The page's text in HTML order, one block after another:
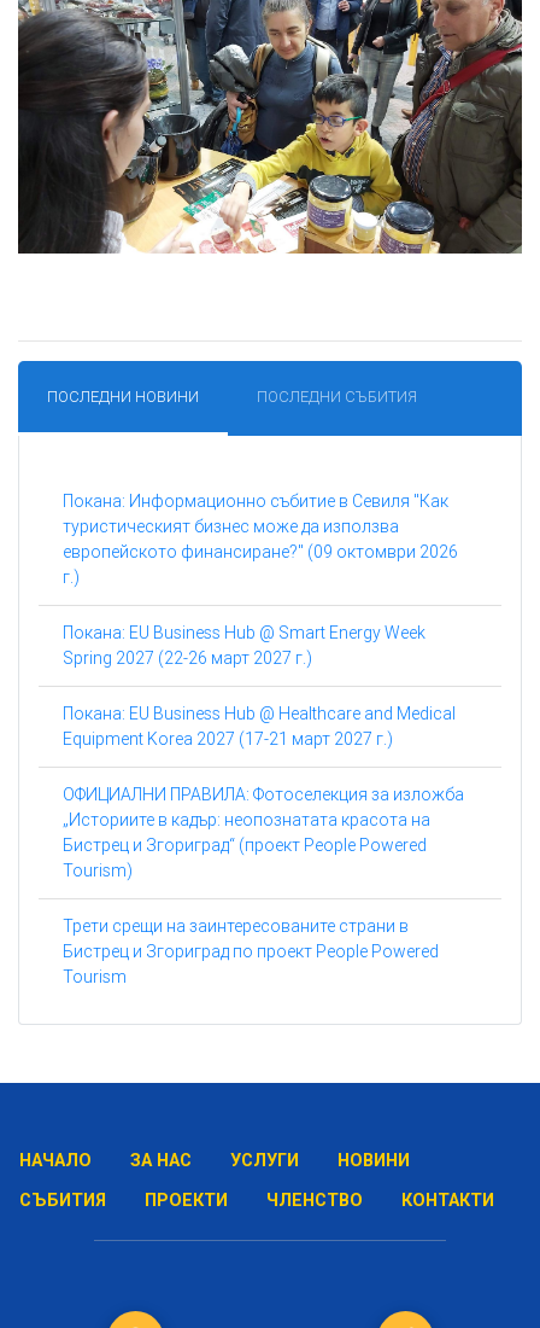
ПОСЛЕДНИ НОВИНИ ПОСЛЕДНИ СЪБИТИЯ
Покана: Информационно събитие в Севиля "Как
туристическият бизнес може да използва
европейското финансиране?" (09 октомври 2026
г.)
Покана: EU Business Hub @ Smart Energy Week
Spring 2027 (22-26 март 2027 г.)
Покана: EU Business Hub @ Healthcare and Medical
Equipment Korea 2027 (17-21 март 2027 г.)
ОФИЦИАЛНИ ПРАВИЛА: Фотоселекция за изложба
„Историите в кадър: неопознатата красота на
Бистрец и Згориград“ (проект People Powered
Tourism)
Трети срещи на заинтересованите страни в
Бистрец и Згориград по проект People Powered
Tourism
НАЧАЛО ЗА НАС УСЛУГИ
НОВИНИ
СЪБИТИЯ
ПРОЕКТИ ЧЛЕНСТВО КОНТАКТИ